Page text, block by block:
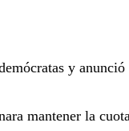
y anunció
mantener la